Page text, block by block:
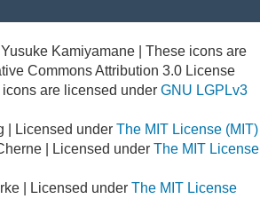
Kamiyamane | These icons are
Commons Attribution 3.0 License
icons are licensed under GNU LGPLv3
| Licensed under The MIT License (MIT)
| Licensed under The MIT License
| Licensed under The MIT License